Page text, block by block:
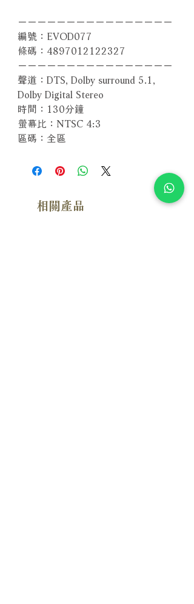
－－－－－－－－－－－－－－－－
編號：EVOD077
條碼：4897012122327
－－－－－－－－－－－－－－－－
聲道：DTS, Dolby surround 5.1,
Dolby Digital Stereo
時間：130分鐘
螢幕比：NTSC 4:3
區碼：全區
相關產品